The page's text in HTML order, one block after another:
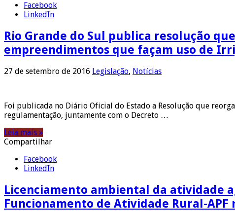
Facebook
LinkedIn
Rio Grande do Sul publica resolução
empreendimentos que façam uso de
27 de setembro de 2016 Legislação, Notícias
Foi publicada no Diário Oficial do Estado a Resolução que
regulamentação, juntamente com o Decreto …
Leia mais »
Compartilhar
Facebook
LinkedIn
Licenciamento ambiental da atividade
Funcionamento de Atividade Rural-APF